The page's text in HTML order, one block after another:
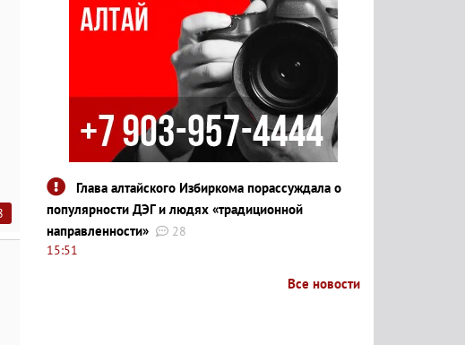
Глава алтайского Избиркома порассуждала о
популярности ДЭГ и людях «традиционной
направленности»
28
15:51
Все новости